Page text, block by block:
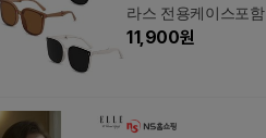
라스 전용케이스포함
11,900원